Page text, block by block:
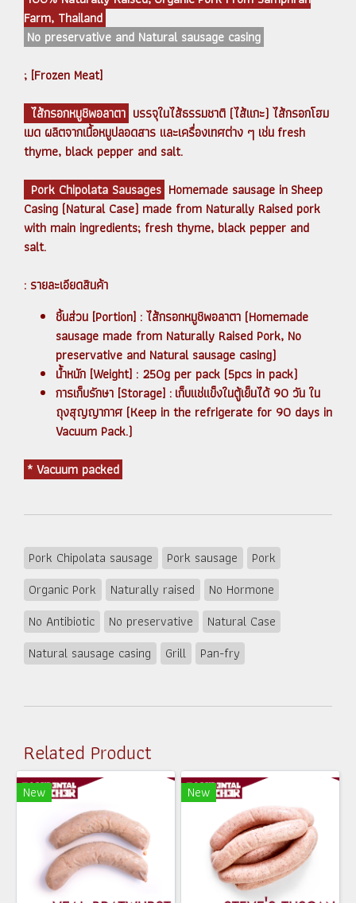
Farm, Thailand
No preservative and Natural sausage casing
; [Frozen Meat]
ไส้กรอกหมูชิพอลาตา บรรจุในไส้ธรรมชาติ (ไส้แกะ) ไส้กรอกโฮม
เมด ผลิตจากเนื้อหมูปลอดสาร และเครื่องเทศต่าง ๆ เช่น fresh
thyme, black pepper and salt.
Pork Chipolata Sausages Homemade sausage in Sheep
Casing (Natural Case) made from Naturally Raised pork
with main ingredients; fresh thyme, black pepper and
salt.
: รายละเอียดสินค้า
ชิ้นส่วน [Portion] : ไส้กรอกหมูชิพอลาตา (Homemade
sausage made from Naturally Raised Pork, No
preservative and Natural sausage casing)
น้ำหนัก [Weight] : 250g per pack (5pcs in pack)
การเก็บรักษา [Storage] : เก็บแช่แข็งในตู้เย็นได้ 90 วัน ใน
ถุงสุญญากาศ (Keep in the refrigerate for 90 days in
Vacuum Pack.)
* Vacuum packed
Pork Chipolata sausage Pork sausage
Pork
Organic Pork
Naturally raised
No Hormone
No Antibiotic
No preservative
Natural Case
Natural sausage casing
Grill Pan-fry
Related Product
New New